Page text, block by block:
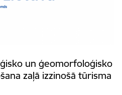
un ģeomorfoloģisko
zaļā izzinošā tūrisma